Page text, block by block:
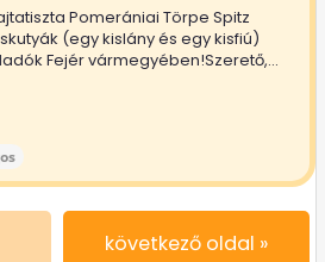
Pomerániai Törpe Spitz
(egy kislány és egy kisfiú)
Fejér vármegyében!Szerető,...
következő oldal »